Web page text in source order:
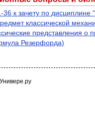
к зачету по дисциплине
классической
представления о
Резерфорда)